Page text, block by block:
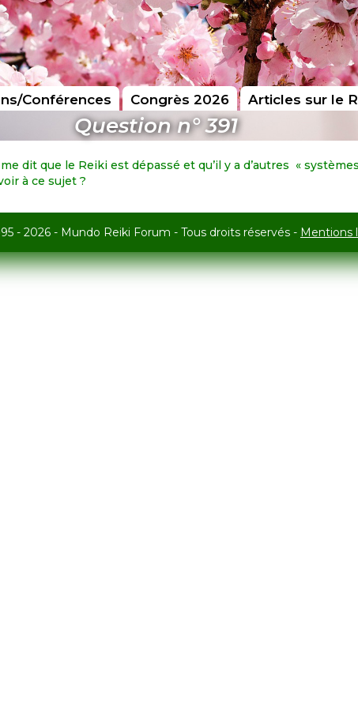
Conférences Congrès 2026 Articles sur le
Question n° 391
dit que le Reiki est dépassé et qu’il y a d’autres «
à ce sujet ?
- 2026 - Mundo Reiki Forum - Tous droits réservés - Mentions